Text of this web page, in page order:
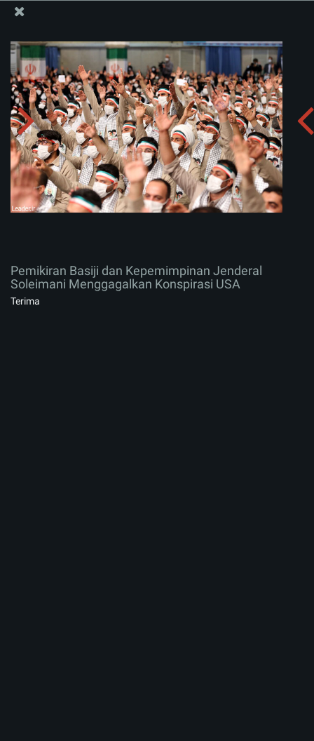
Pemikiran Basiji dan Kepemimpinan Jenderal
Soleimani Menggagalkan Konspirasi USA
Menerima album:
Pemikiran Basiji dan Kepemimpinan Jenderal
Soleimani Menggagalkan Konspirasi USA
Terima